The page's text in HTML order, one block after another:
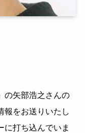
の矢部浩之さんの
報をお送りいたし
に打ち込んでいま